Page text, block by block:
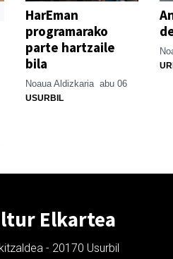
HarEman
programarako
parte hartzaile
bila
Noaua Aldizkaria abu 06
USURBIL
Elkartea
- 20170 Usurbil